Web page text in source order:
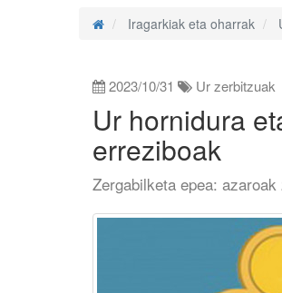
Iragarkiak eta oharrak
2023/10/31 Ur zerbitzuak
Ur hornidura
erreziboak
Zergabilketa epea: